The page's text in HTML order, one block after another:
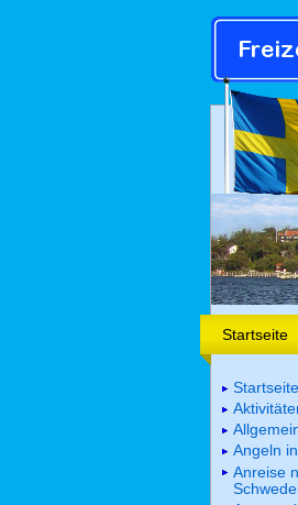
Startseite
Startseite
Angeln
Anreise